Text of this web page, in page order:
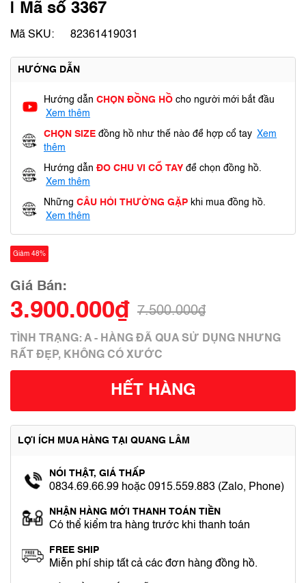
| Mã số 3367
Mã SKU: 82361419031
HƯỚNG DẪN
Hướng dẫn CHỌN ĐỒNG HỒ cho người mới bắt đầu
Xem thêm
CHỌN SIZE đồng hồ như thế nào để hợp cổ tay Xem
thêm
Hướng dẫn ĐO CHU VI CỔ TAY để chọn đồng hồ.
Xem thêm
Những CÂU HỎI THƯỜNG GẶP khi mua đồng hồ.
Xem thêm
Giảm 48%
Giá Bán:
3.900.000₫ 7.500.000₫
TÌNH TRẠNG: A - HÀNG ĐÃ QUA SỬ DỤNG NHƯNG
RẤT ĐẸP, KHÔNG CÓ XƯỚC
HẾT HÀNG
LỢI ÍCH MUA HÀNG TẠI QUANG LÂM
NÓI THẬT, GIÁ THẤP
0834.69.66.99 hoặc 0915.559.883 (Zalo, Phone)
NHẬN HÀNG MỚI THANH TOÁN TIỀN
Có thể kiểm tra hàng trước khi thanh toán
FREE SHIP
Miễn phí ship tất cả các đơn hàng đồng hồ.